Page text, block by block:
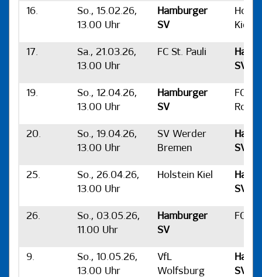
16.
So., 15.02.26,
13.00 Uhr
Hamburger
SV
Kiel
17.
Sa., 21.03.26,
13.00 Uhr
FC St. Pauli
SV
19.
So., 12.04.26,
13.00 Uhr
Hamburger
SV
FC
20.
So., 19.04.26,
13.00 Uhr
SV Werder
Bremen
SV
25.
So., 26.04.26,
13.00 Uhr
Holstein Kiel
SV
26.
So., 03.05.26,
11.00 Uhr
Hamburger
SV
FC
9.
So., 10.05.26,
13.00 Uhr
VfL
Wolfsburg
SV